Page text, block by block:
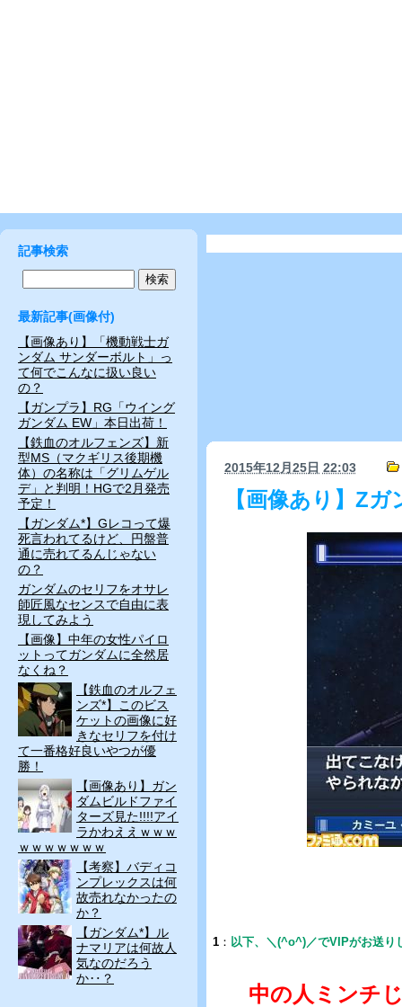
2015年12月25日 22:03
【画像あり】Z
1 ： 以下、＼(^o^)／でVIPがお送り
中の人ミンチ
記事検索
最新記事(画像付)
【画像あり】「機動戦士ガ
ンダム サンダーボルト」っ
て何でこんなに扱い良い
の？
【ガンプラ】RG「ウイング
ガンダム EW」本日出荷！
【鉄血のオルフェンズ】新
型MS（マクギリス後期機
体）の名称は「グリムゲル
デ」と判明！HGで2月発売
予定！
【ガンダム*】Gレコって爆
死言われてるけど、円盤普
通に売れてるんじゃない
の？
ガンダムのセリフをオサレ
師匠風なセンスで自由に表
現してみよう
【画像】中年の女性パイロ
ットってガンダムに全然居
なくね？
【鉄血のオルフェ
ンズ*】このビス
ケットの画像に好
きなセリフを付け
て一番格好良いやつが優
勝！
【画像あり】ガン
ダムビルドファイ
ターズ見た!!!!アイ
ラかわええｗｗｗ
ｗｗｗｗｗｗｗ
【考察】バディコ
ンプレックスは何
故売れなかったの
か？
【ガンダム*】ル
ナマリアは何故人
気なのだろう
か‥？